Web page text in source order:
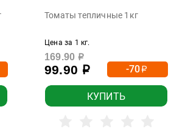
Томаты тепличные 1кг
Цена за 1 кг.
169.90 р
99.90 р -70р
КУПИТЬ